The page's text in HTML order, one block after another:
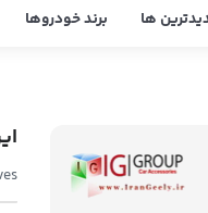
ها برند خودروها